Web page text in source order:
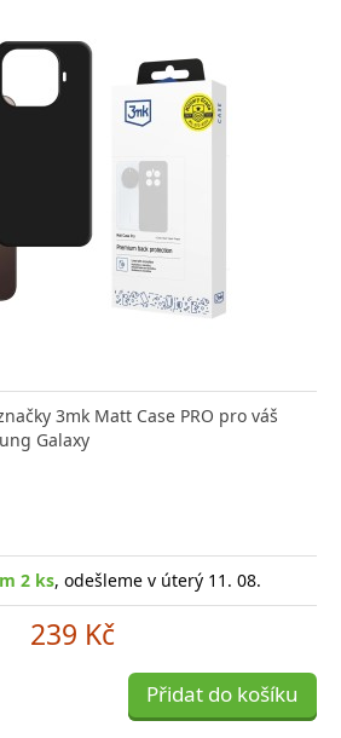
3mk Matt Case PRO pro váš
Galaxy
2 ks, odešleme v úterý 11. 08.
239 Kč
Přidat do košíku